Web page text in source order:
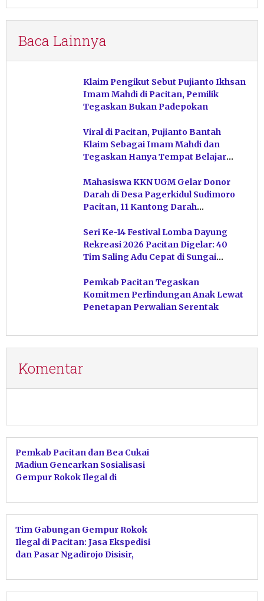
Baca Lainnya
Klaim Pengikut Sebut Pujianto Ikhsan
Imam Mahdi di Pacitan, Pemilik
Tegaskan Bukan Padepokan
Viral di Pacitan, Pujianto Bantah
Klaim Sebagai Imam Mahdi dan
Tegaskan Hanya Tempat Belajar
Mahasiswa KKN UGM Gelar Donor
Darah di Desa Pagerkidul Sudimoro
Pacitan, 11 Kantong Darah
Seri Ke-14 Festival Lomba Dayung
Rekreasi 2026 Pacitan Digelar: 40
Tim Saling Adu Cepat di Sungai
Pemkab Pacitan Tegaskan
Komitmen Perlindungan Anak Lewat
Penetapan Perwalian Serentak
Komentar
Pemkab Pacitan dan Bea Cukai
Madiun Gencarkan Sosialisasi
Gempur Rokok Ilegal di
Tim Gabungan Gempur Rokok
Ilegal di Pacitan: Jasa Ekspedisi
dan Pasar Ngadirojo Disisir,